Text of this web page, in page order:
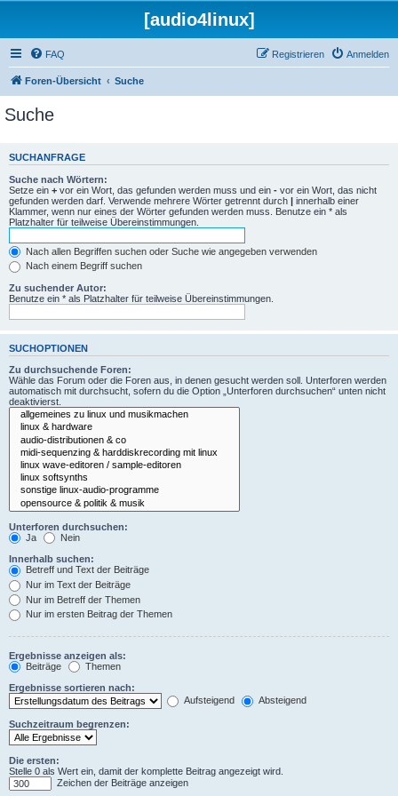
[audio4linux]
FAQ Anmelden
Registrieren
Foren-Übersicht Suche
Suche
SUCHANFRAGE
Suche nach Wörtern:
Setze ein + vor ein Wort, das gefunden werden muss und ein - vor ein Wort, das nicht
gefunden werden darf. Verwende mehrere Wörter getrennt durch | innerhalb einer
Klammer, wenn nur eines der Wörter gefunden werden muss. Benutze ein * als
Platzhalter für teilweise Übereinstimmungen.
Nach allen Begriffen suchen oder Suche wie angegeben verwenden
Nach einem Begriff suchen
Zu suchender Autor:
Benutze ein * als Platzhalter für teilweise Übereinstimmungen.
SUCHOPTIONEN
Zu durchsuchende Foren:
Wähle das Forum oder die Foren aus, in denen gesucht werden soll. Unterforen werden
automatisch mit durchsucht, sofern du die Option „Unterforen durchsuchen“ unten nicht
deaktivierst.
Unterforen durchsuchen:
Ja
Nein
Innerhalb suchen:
Betreff und Text der Beiträge
Nur im Text der Beiträge
Nur im Betreff der Themen
Nur im ersten Beitrag der Themen
Ergebnisse anzeigen als:
Beiträge
Themen
Ergebnisse sortieren nach:
Aufsteigend
Absteigend
Suchzeitraum begrenzen:
Die ersten:
Stelle 0 als Wert ein, damit der komplette Beitrag angezeigt wird.
Zeichen der Beiträge anzeigen